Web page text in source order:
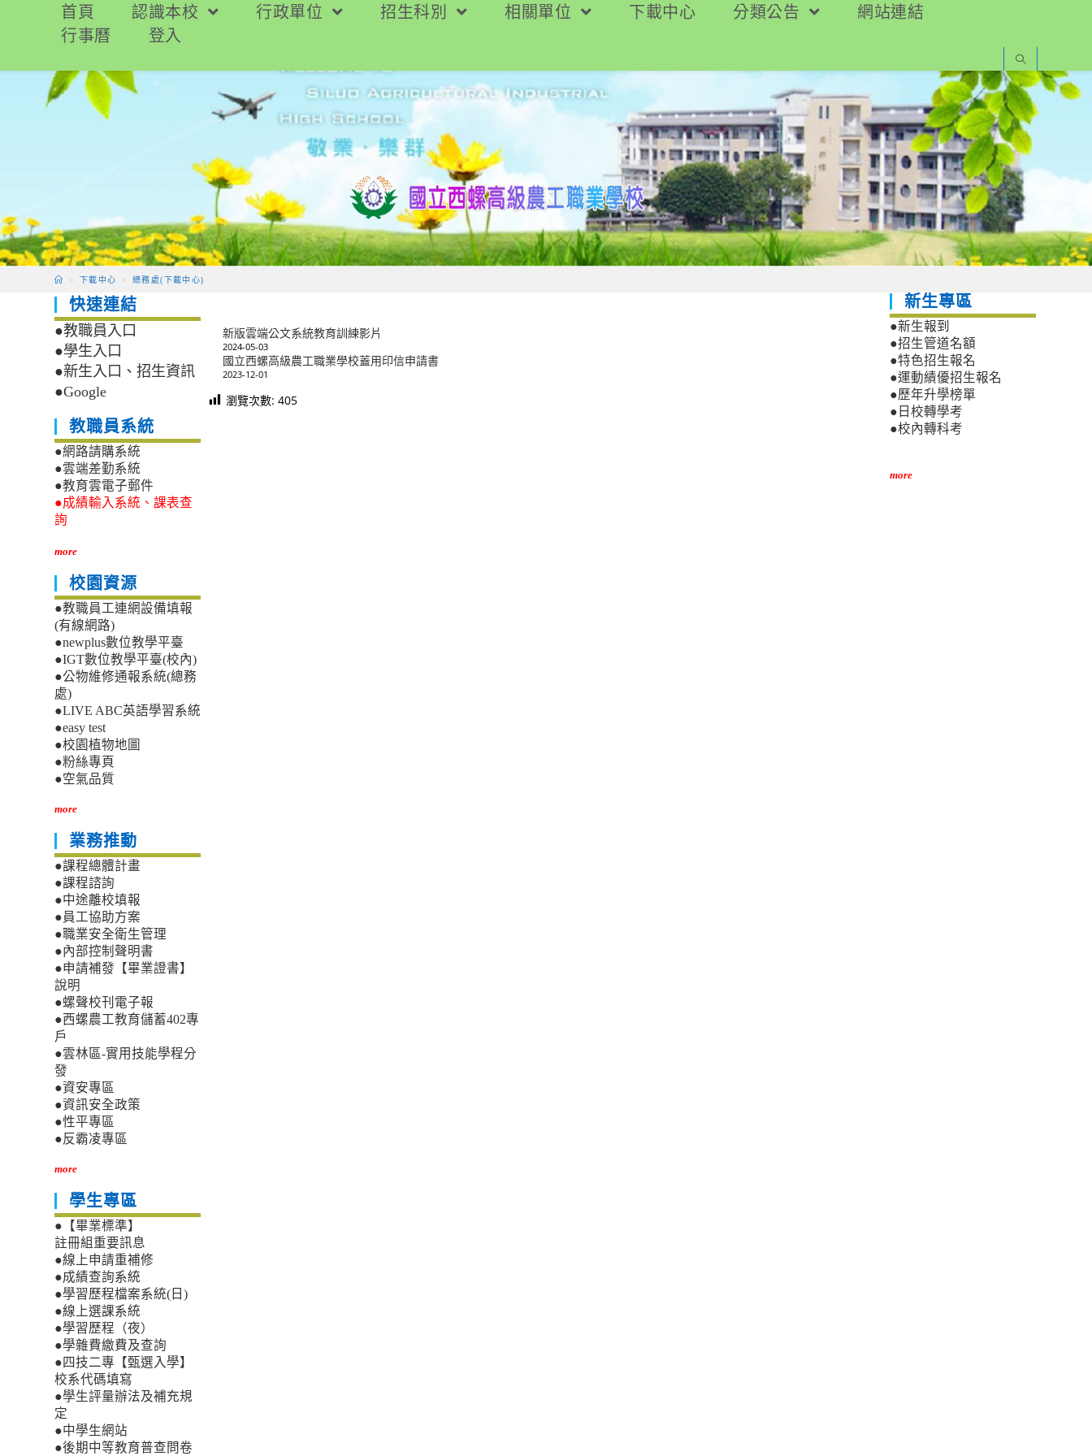
要
首頁 認識本校 行政單位 招生科別 相關單位 下載中心 分類公告
網站連結
行事曆
登入
> 下載中心 > 總務處(下載中心)
新版雲端公文系統教育訓練影片
2024-05-03
國立西螺高級農工職業學校蓋用印信申請書
2023-12-01
瀏覽次數: 405
快速連結
●教職員入口
●學生入口
●新生入口、招生資訊
●Google
教職員系統
●網路請購系統
●雲端差勤系統
●教育雲電子郵件
●成績輸入系統、課表查
詢
more
校園資源
●教職員工連網設備填報
(有線網路)
●newplus數位教學平臺
●IGT數位教學平臺(校內)
●公物維修通報系統(總務
處)
●LIVE ABC英語學習系統
●easy test
●校園植物地圖
●粉絲專頁
●空氣品質
more
業務推動
●課程總體計畫
●課程諮詢
●中途離校填報
●員工協助方案
●職業安全衛生管理
●內部控制聲明書
●申請補發【畢業證書】
說明
●螺聲校刊電子報
●西螺農工教育儲蓄402專
戶
●雲林區-實用技能學程分
發
●資安專區
●資訊安全政策
●性平專區
●反霸凌專區
more
學生專區
●【畢業標準】
註冊組重要訊息
●線上申請重補修
●成績查詢系統
●學習歷程檔案系統(日)
●線上選課系統
●學習歷程（夜）
●學雜費繳費及查詢
●四技二專【甄選入學】
校系代碼填寫
●學生評量辦法及補充規
定
●中學生網站
●後期中等教育普查問卷
新生專區
●新生報到
●招生管道名額
●特色招生報名
●運動績優招生報名
●歷年升學榜單
●日校轉學考
●校內轉科考
more